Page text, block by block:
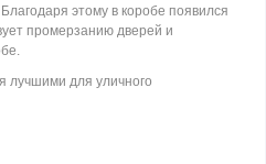
этому в коробе появился
промерзанию дверей и
лучшими для уличного